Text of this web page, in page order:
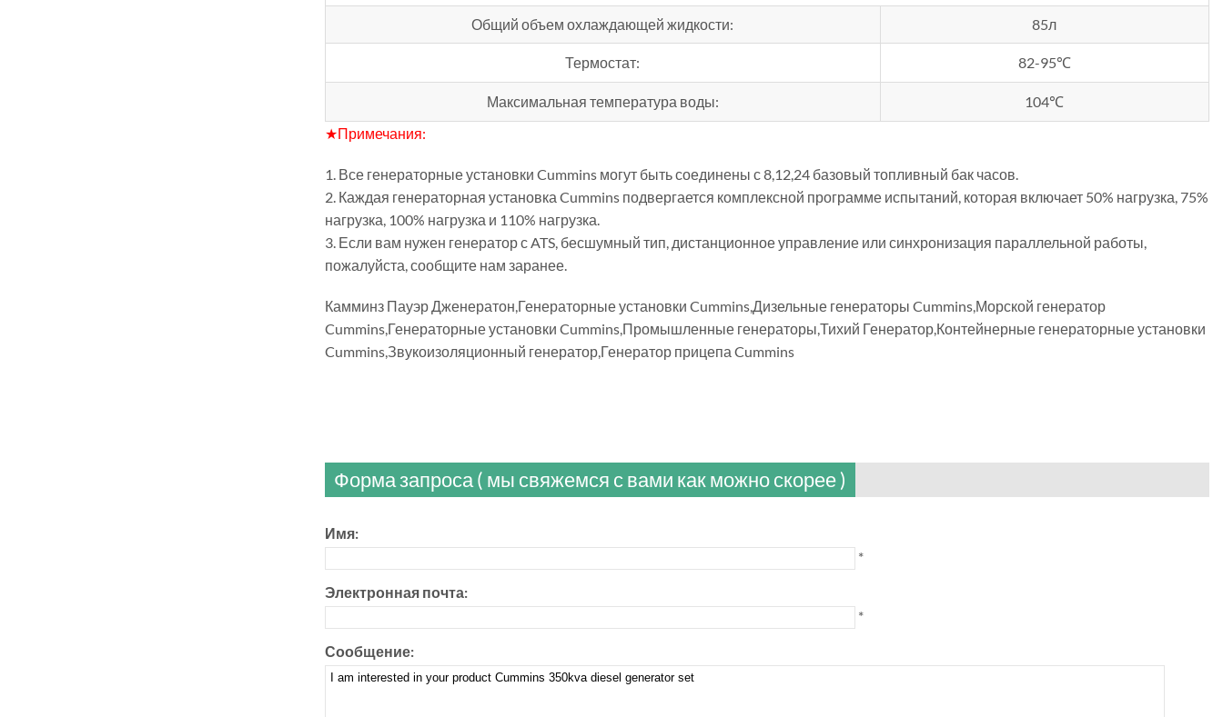
Общий объем охлаждающей жидкости: 85л
Термостат: 82-95℃
Максимальная температура воды:
104℃
★Примечания:
1. Все генераторные установки Cummins могут быть соединены с 8,12,24 базовый топливный бак часов.
2. Каждая генераторная установка Cummins подвергается комплексной программе испытаний, которая включает 50% нагрузка, 75%
нагрузка, 100% нагрузка и 110% нагрузка.
3. Если вам нужен генератор с ATS, бесшумный тип, дистанционное управление или синхронизация параллельной работы,
пожалуйста, сообщите нам заранее.
Камминз Пауэр Дженератон,Генераторные установки Cummins,Дизельные генераторы Cummins,Морской генератор
Cummins,Генераторные установки Cummins,Промышленные генераторы,Тихий Генератор,Контейнерные генераторные установки
Cummins,Звукоизоляционный генератор,Генератор прицепа Cummins
Форма запроса ( мы свяжемся с вами как можно скорее )
Имя:
*
Электронная почта:
*
Сообщение: